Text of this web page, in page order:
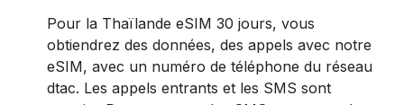
Pour la Thaïlande eSIM 30 jours, vous
obtiendrez des données, des appels avec notre
eSIM, avec un numéro de téléphone du réseau
dtac. Les appels entrants et les SMS sont